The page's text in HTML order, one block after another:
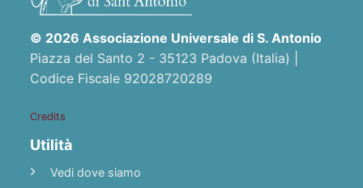
© 2026 Associazione Universale di S. Antonio
Piazza del Santo 2 - 35123 Padova (Italia) |
Codice Fiscale 92028720289
Credits
Utilità
Vedi dove siamo